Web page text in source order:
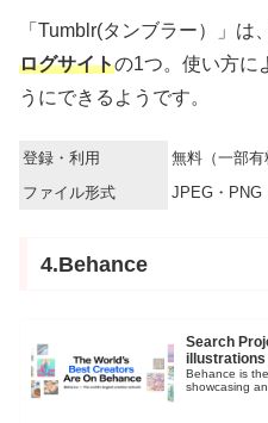
「Tumblr(タンブラー）」は
ログサイトの1つ。使い方に
うにできるようです。
登録・利用
無料（一部有
ファイル形式
JPEG・PNG
4.Behance
Search
illustrations
Behance is
showcasing